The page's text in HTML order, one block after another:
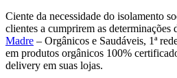
Ciente da necessidade do isolamento
clientes a cumprirem as determinações
Madre – Orgânicos e Saudáveis, 1ª
em produtos orgânicos 100%
delivery em suas lojas.